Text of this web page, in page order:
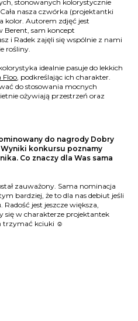
stonowanych kolorystycznie
nasza czwórka (projektantki
kolor. Autorem zdjęć jest
Berent, sam koncept
i Radek zajęli się wspólnie z nami
rośliny.
idealnie pasuje do lekkich
Floo, podkreślając ich charakter.
do stosowania mocnych
ożywiają przestrzeń oraz
do nagrody Dobry
konkursu poznamy
Co znaczy dla Was sama
zauważony. Sama nominacja
bardziej, że to dla nas debiut jeśli
jest jeszcze większa,
się w charakterze projektantek
trzymać kciuki ☺